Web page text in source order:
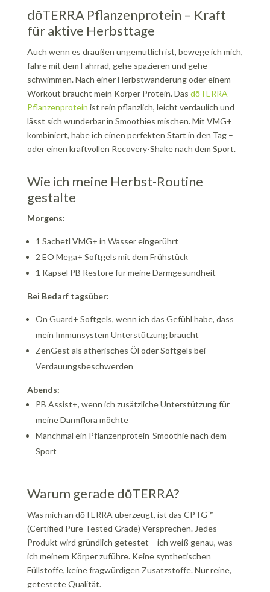
dōTERRA Pflanzenprotein – Kraft
für aktive Herbsttage
Auch wenn es draußen ungemütlich ist, bewege ich mich,
fahre mit dem Fahrrad, gehe spazieren und gehe
schwimmen. Nach einer Herbstwanderung oder einem
Workout braucht mein Körper Protein. Das dōTERRA
Pflanzenprotein ist rein pflanzlich, leicht verdaulich und
lässt sich wunderbar in Smoothies mischen. Mit VMG+
kombiniert, habe ich einen perfekten Start in den Tag –
oder einen kraftvollen Recovery-Shake nach dem Sport.
Wie ich meine Herbst-Routine
gestalte
Morgens:
1 Sachetl VMG+ in Wasser eingerührt
2 EO Mega+ Softgels mit dem Frühstück
1 Kapsel PB Restore für meine Darmgesundheit
Bei Bedarf tagsüber:
On Guard+ Softgels, wenn ich das Gefühl habe, dass
mein Immunsystem Unterstützung braucht
ZenGest als ätherisches Öl oder Softgels bei
Verdauungsbeschwerden
Abends:
PB Assist+, wenn ich zusätzliche Unterstützung für
meine Darmflora möchte
Manchmal ein Pflanzenprotein-Smoothie nach dem
Sport
Warum gerade dōTERRA?
Was mich an dōTERRA überzeugt, ist das CPTG™
(Certified Pure Tested Grade) Versprechen. Jedes
Produkt wird gründlich getestet – ich weiß genau, was
ich meinem Körper zuführe. Keine synthetischen
Füllstoffe, keine fragwürdigen Zusatzstoffe. Nur reine,
getestete Qualität.